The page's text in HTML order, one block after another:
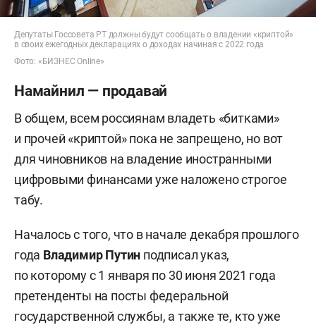
Депутаты Госсовета РТ должны будут сообщать о владении «криптой»
в своих ежегодных декларациях о доходах начиная с 2022 года
Фото: «БИЗНЕС Online»
Намайнил — продавай
В общем, всем россиянам владеть «битками»
и прочей «криптой» пока не запрещено, но вот
для чиновников на владение иностранными
цифровыми финансами уже наложено строгое
табу.
Началось с того, что в начале декабря прошлого
года Владимир Путин подписал указ,
по которому с 1 января по 30 июня 2021 года
претенденты на посты федеральной
государственной службы, а также те, кто уже